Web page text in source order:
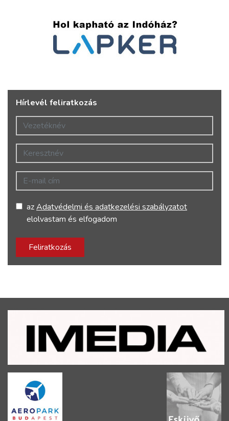
Hírlevél feliratkozás
Vezetéknév
Keresztnév
E-mail cím
azAdatvédelmi és adatkezelési szabályzatot
elolvastam és elfogadom
Feliratkozás